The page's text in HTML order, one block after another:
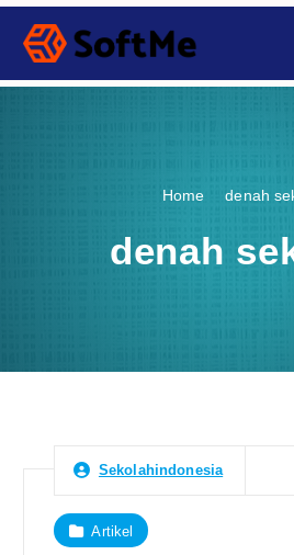
S
p
Home denah
denah
Sekolahindonesia
Artikel